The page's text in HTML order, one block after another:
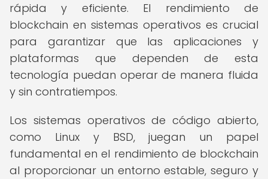
rápida y eficiente. El rendimiento de
blockchain en sistemas operativos es crucial
para garantizar que las aplicaciones y
plataformas que dependen de esta
tecnología puedan operar de manera fluida
y sin contratiempos.
Los sistemas operativos de código abierto,
como Linux y BSD, juegan un papel
fundamental en el rendimiento de blockchain
al proporcionar un entorno estable, seguro y